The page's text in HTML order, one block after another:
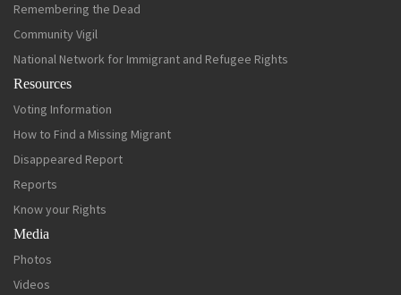
Remembering the Dead
Community Vigil
National Network for Immigrant and Refugee Rights
Resources
Voting Information
How to Find a Missing Migrant
Disappeared Report
Reports
Know your Rights
Media
Photos
Videos